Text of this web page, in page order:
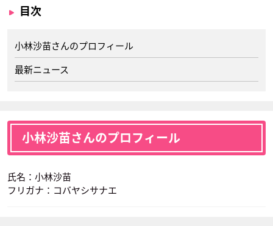
目次
小林沙苗さんのプロフィール
最新ニュース
小林沙苗さんのプロフィール
氏名：小林沙苗
フリガナ：コバヤシサナエ